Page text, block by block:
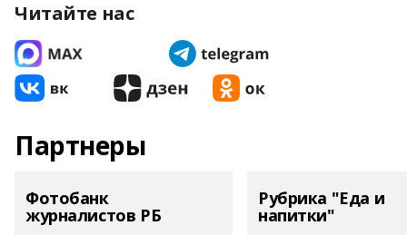
Читайте нас
Партнеры
Фотобанк
журналистов РБ
Рубрика "Еда и
напитки"